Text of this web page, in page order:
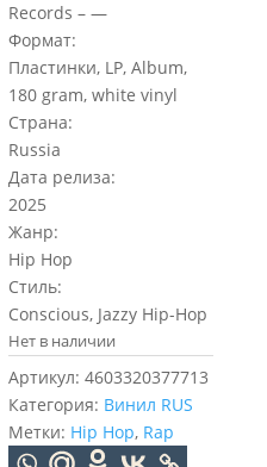
Records – —
Формат:
Пластинки, LP, Album,
180 gram, white vinyl
Страна:
Russia
Дата релиза:
2025
Жанр:
Hip Hop
Стиль:
Conscious, Jazzy Hip-Hop
Нет в наличии
Артикул:4603320377713
Категория: Винил RUS
Метки: Hip Hop, Rap